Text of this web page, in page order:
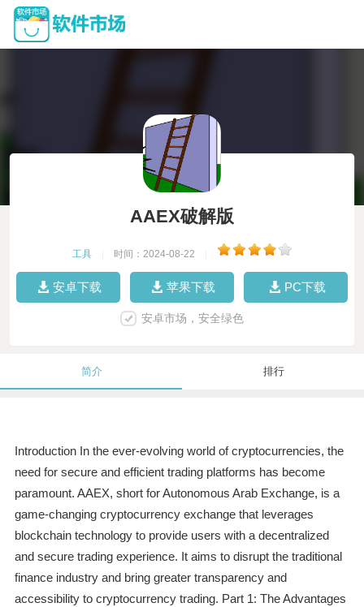
AAEX破解版
工具 时间：2024-08-22
安卓下载 苹果下载 PC下载
安卓市场，安全绿色
简介 排行
Introduction In the ever-evolving world of cryptocurrencies, the
need for secure and efficient trading platforms has become
paramount. AAEX, short for Autonomous Arab Exchange, is a
game-changing cryptocurrency exchange that leverages
blockchain technology to provide users with a decentralized
and secure trading experience. It aims to disrupt the traditional
finance industry and bring greater transparency and
accessibility to cryptocurrency trading. Part 1: The Advantages